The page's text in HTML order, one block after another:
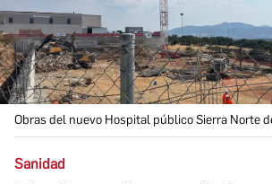
Obras del nuevo Hospital público Sierra Norte
Sanidad